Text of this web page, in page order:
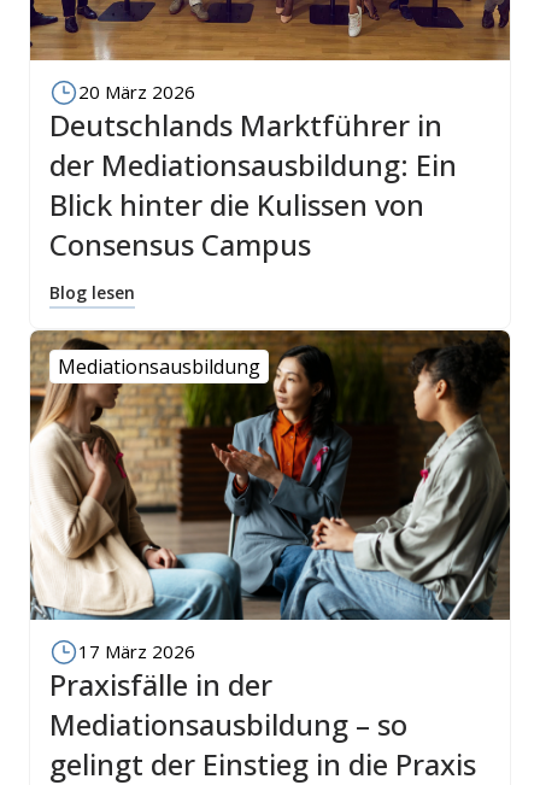
20 März 2026
Deutschlands Marktführer in
der Mediationsausbildung: Ein
Blick hinter die Kulissen von
Consensus Campus
Blog lesen
Mediationsausbildung
17 März 2026
Praxisfälle in der
Mediationsausbildung – so
gelingt der Einstieg in die Praxis